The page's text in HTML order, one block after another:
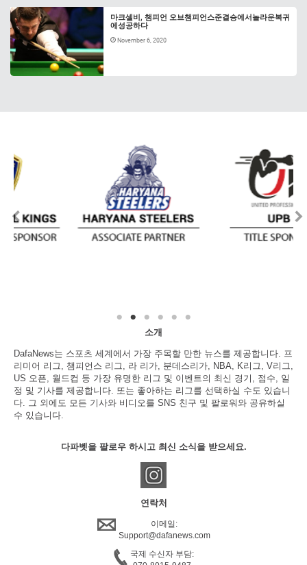
마크셀비, 챔피언 오브챔피언스준결승에서놀라운복귀
에성공하다
November 6, 2020
소개
DafaNews는 스포츠 세계에서 가장 주목할 만한 뉴스를 제공합니다. 프
리미어 리그, 챔피언스 리그, 라 리가, 분데스리가, NBA, K리그, V리그,
US 오픈, 월드컵 등 가장 유명한 리그 및 이벤트의 최신 경기, 점수, 일
정 및 기사를 제공합니다. 또는 좋아하는 리그를 선택하실 수도 있습니
다. 그 외에도 모든 기사와 비디오를 SNS 친구 및 팔로워와 공유하실
수 있습니다.
다파벳을 팔로우 하시고 최신 소식을 받으세요.
연락처
이메일:
Support@dafanews.com
국제 수신자 부담: